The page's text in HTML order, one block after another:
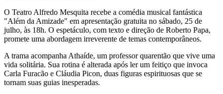
O Teatro Alfredo Mesquita recebe a comédia musical fantástica
"Além da Amizade" em apresentação gratuita no sábado, 25 de
julho, às 18h. O espetáculo, com texto e direção de Roberto Papa,
promete uma abordagem irreverente de temas contemporâneos.
A trama acompanha Athaíde, um professor quarentão que vive uma
vida solitária. Sua rotina é alterada após ler um feitiço que invoca
Carla Furacão e Cláudia Picon, duas figuras espirituosas que se
tornam suas guias inesperadas.